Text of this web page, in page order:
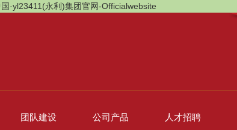
·yl23411(永利)集团官网-Officialwebsite
团队建设 公司产品 人才招聘